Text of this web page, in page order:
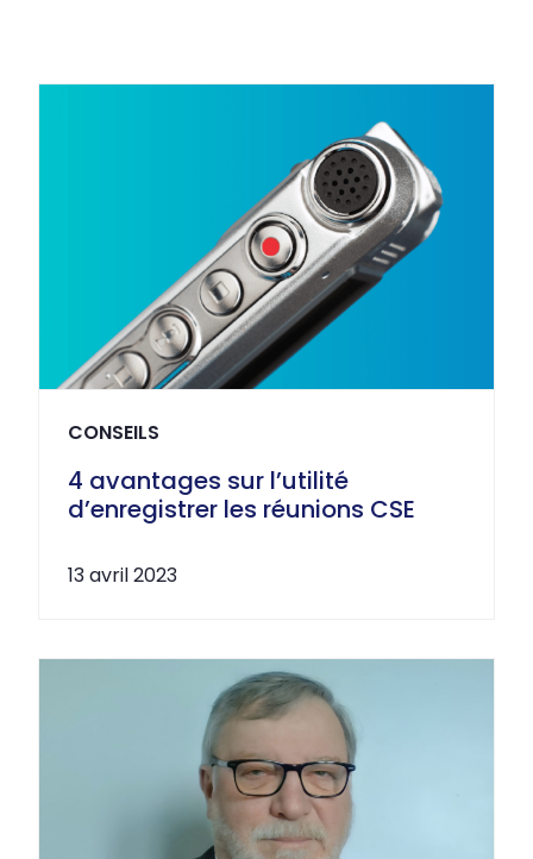
CONSEILS
4 avantages sur l’utilité
d’enregistrer les réunions CSE
13 avril 2023